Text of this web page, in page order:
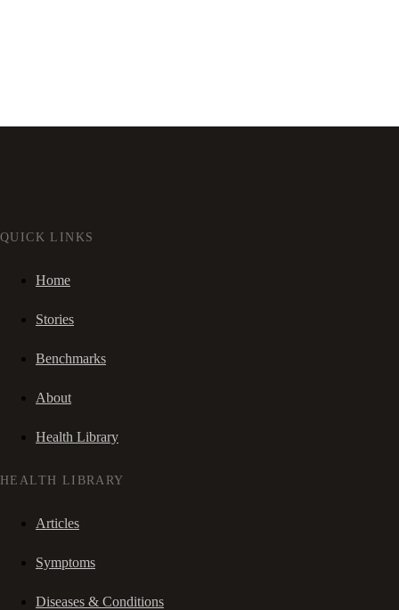
QUICK LINKS
Home
Stories
Benchmarks
About
Health Library
HEALTH LIBRARY
Articles
Symptoms
Diseases & Conditions